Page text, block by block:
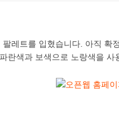
레트를 입혔습니다. 아직 확
란색과 보색으로 노랑색을 사